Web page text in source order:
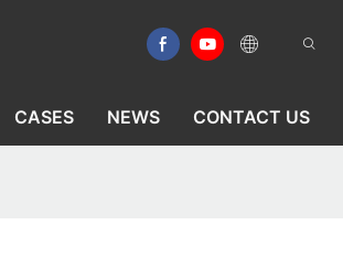
CASES NEWS CONTACT US